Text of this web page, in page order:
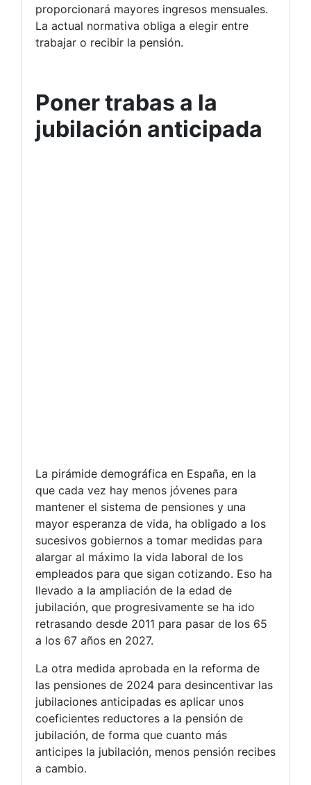
proporcionará mayores ingresos mensuales.
La actual normativa obliga a elegir entre
trabajar o recibir la pensión.
Poner trabas a la
jubilación anticipada
La pirámide demográfica en España, en la
que cada vez hay menos jóvenes para
mantener el sistema de pensiones y una
mayor esperanza de vida, ha obligado a los
sucesivos gobiernos a tomar medidas para
alargar al máximo la vida laboral de los
empleados para que sigan cotizando. Eso ha
llevado a la ampliación de la edad de
jubilación, que progresivamente se ha ido
retrasando desde 2011 para pasar de los 65
a los 67 años en 2027.
La otra medida aprobada en la reforma de
las pensiones de 2024 para desincentivar las
jubilaciones anticipadas es aplicar unos
coeficientes reductores a la pensión de
jubilación, de forma que cuanto más
anticipes la jubilación, menos pensión recibes
a cambio.